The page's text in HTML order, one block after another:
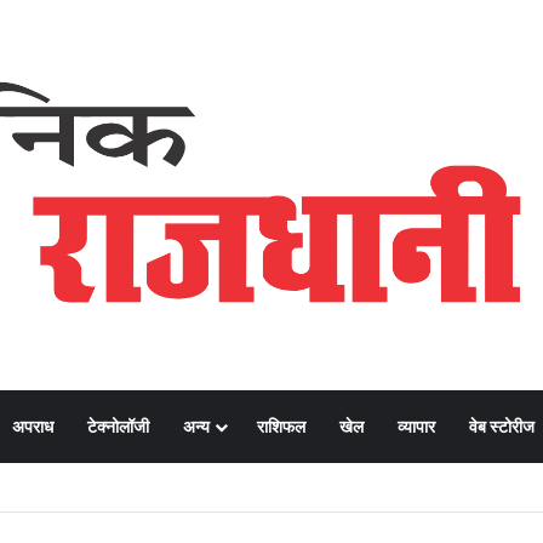
अपराध टेक्नोलॉजी अन्य राशिफल खेल व्यापार वेब स्टोरीज